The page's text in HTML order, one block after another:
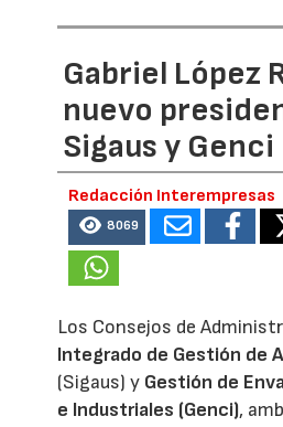
Gabriel López
nuevo
Sigaus y Genci
Redacción Interempresas
8069
Los Consejos de
Integrado de Gestión de
(Sigaus) y Gestión de
e Industriales (Genci),